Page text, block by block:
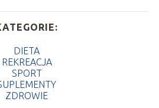
DIETA
REKREACJA
SPORT
ZDROWIE